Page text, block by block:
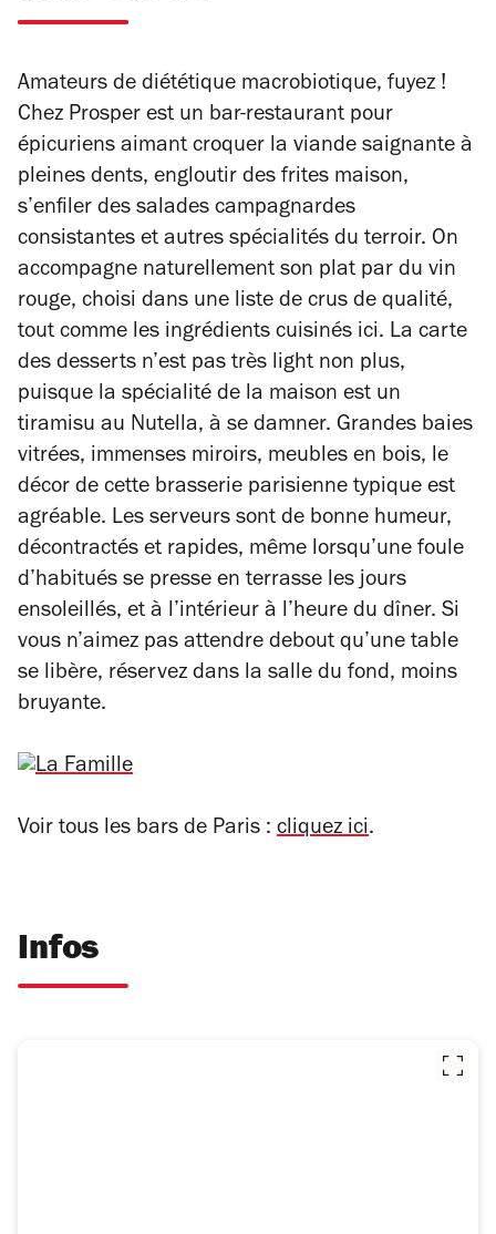
Amateurs de diététique macrobiotique, fuyez !
Chez Prosper est un bar-restaurant pour
épicuriens aimant croquer la viande saignante à
pleines dents, engloutir des frites maison,
s’enfiler des salades campagnardes
consistantes et autres spécialités du terroir. On
accompagne naturellement son plat par du vin
rouge, choisi dans une liste de crus de qualité,
tout comme les ingrédients cuisinés ici. La carte
des desserts n’est pas très light non plus,
puisque la spécialité de la maison est un
tiramisu au Nutella, à se damner. Grandes baies
vitrées, immenses miroirs, meubles en bois, le
décor de cette brasserie parisienne typique est
agréable. Les serveurs sont de bonne humeur,
décontractés et rapides, même lorsqu’une foule
d’habitués se presse en terrasse les jours
ensoleillés, et à l’intérieur à l’heure du dîner. Si
vous n’aimez pas attendre debout qu’une table
se libère, réservez dans la salle du fond, moins
bruyante.
Voir tous les bars de Paris : cliquez ici.
Infos